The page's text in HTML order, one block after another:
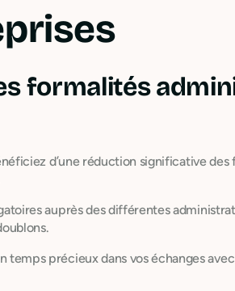
formalités
d’une réduction significative
auprès des différentes
temps précieux dans vos échanges